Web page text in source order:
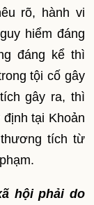
rõ, hành vi
hiểm đáng
đáng kể thì
tội cố gây
gây ra, thì
tại Khoản
tích từ
hội phải do